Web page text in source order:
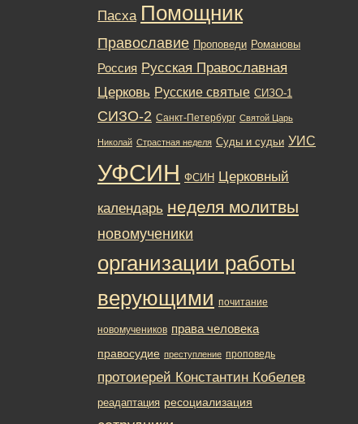
Пасха Помощник
Православие Проповеди Романовы
Россия Русская Православная
Церковь Русские святые СИЗО-1
СИЗО-2 Санкт-Петербург Святой Царь
Николай Страстная неделя Суды и судьи УИС
УФСИН ФСИН Церковный
календарь неделя молитвы
новомученики
организации работы
верующими почитание
новомучеников права человека
правосудие преступление проповедь
протоиерей Константин Кобелев
реадаптация ресоциализация